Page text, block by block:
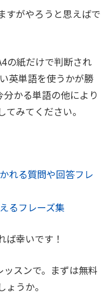
すがやろうと思えばで
の紙だけで判断され
英単語を使うかが勝
かる単語の他により
みてください。
れる質問や回答フレ
るフレーズ集
ば幸いです！
スンで。まずは無料
うか。